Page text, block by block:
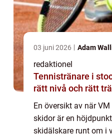
03 juni 2026 Adam
redaktionel
Tennistränare i stockholm
rätt nivå och rätt
En översikt av när
skidor är en
skidälskare runt om i